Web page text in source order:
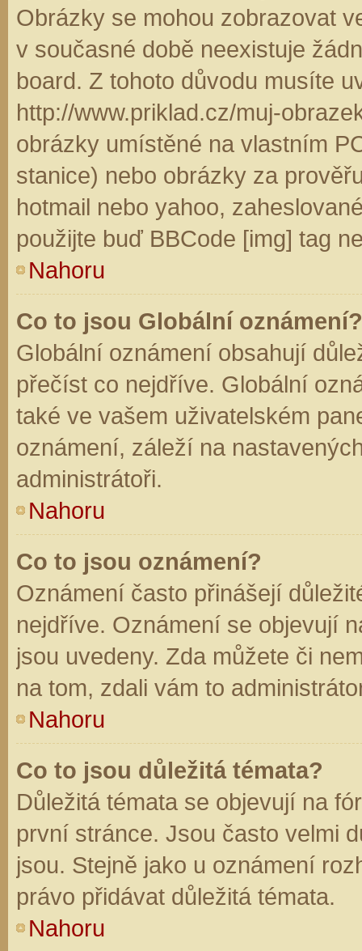
Obrázky se mohou zobrazovat
v současné době neexistuje
board. Z tohoto důvodu musíte
http://www.priklad.cz/muj-
obrázky umístěné na vlastním
stanice) nebo obrázky za
hotmail nebo yahoo,
použijte buď BBCode [img] tag
Nahoru
Co to jsou Globální oznámení?
Globální oznámení obsahují
přečíst co nejdříve. Globální
také ve vašem uživatelském
oznámení, záleží na
administrátoři.
Nahoru
Co to jsou oznámení?
Oznámení často přinášejí
nejdříve. Oznámení se objevují
jsou uvedeny. Zda můžete či
na tom, zdali vám to
Nahoru
Co to jsou důležitá témata?
Důležitá témata se objevují na
první stránce. Jsou často velmi
jsou. Stejně jako u oznámení
právo přidávat důležitá témata.
Nahoru